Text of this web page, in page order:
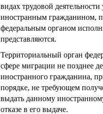
видах трудовой
иностранным гражданином,
федеральным органом
представляются.
Территориальный орган
сфере миграции не позднее
иностранного гражданина,
порядке, не требующем
выдать данному
отказе в его выдаче.